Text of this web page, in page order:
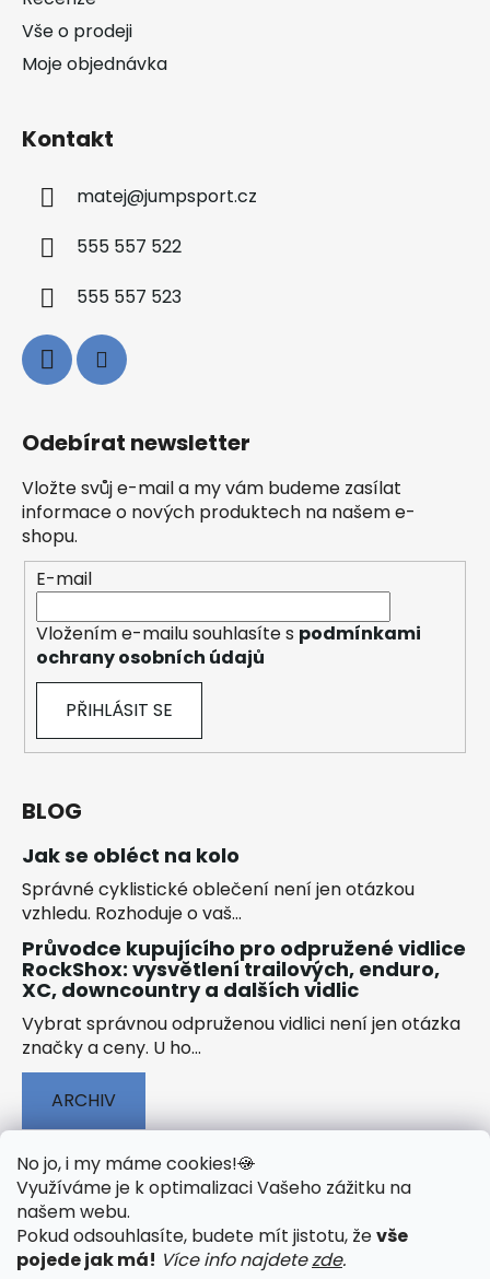
No jo, i my máme cookies!🍪
Využíváme je k optimalizaci Vašeho zážitku na
našem webu.
Pokud odsouhlasíte, budete mít jistotu, ževše
pojede jak má! Více info najdetezde.
Vše o prodeji
Moje objednávka
Kontakt
matej@jumpsport.cz
555 557 522
555 557 523
Odebírat newsletter
Vložte svůj e-mail a my vám budeme zasílat
informace o nových produktech na našem e-
shopu.
E-mail
Vložením e-mailu souhlasíte s podmínkami
ochrany osobních údajů
PŘIHLÁSIT SE
BLOG
Jak se obléct na kolo
Správné cyklistické oblečení není jen otázkou
vzhledu. Rozhoduje o vaš...
Průvodce kupujícího pro odpružené vidlice
RockShox: vysvětlení trailových, enduro,
XC, downcountry a dalších vidlic
Vybrat správnou odpruženou vidlici není jen otázka
značky a ceny. U ho...
ARCHIV
🟢 TECHNOLOGIE
🟢 O ELEKTROKOLECH
🟢 NÁVODY KE STAŽENÍ